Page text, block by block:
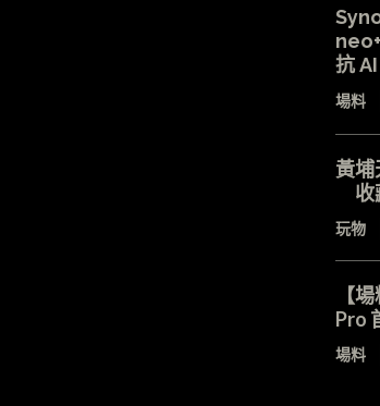
抗
場料
黃埔
收
玩物
【
Pro
場料